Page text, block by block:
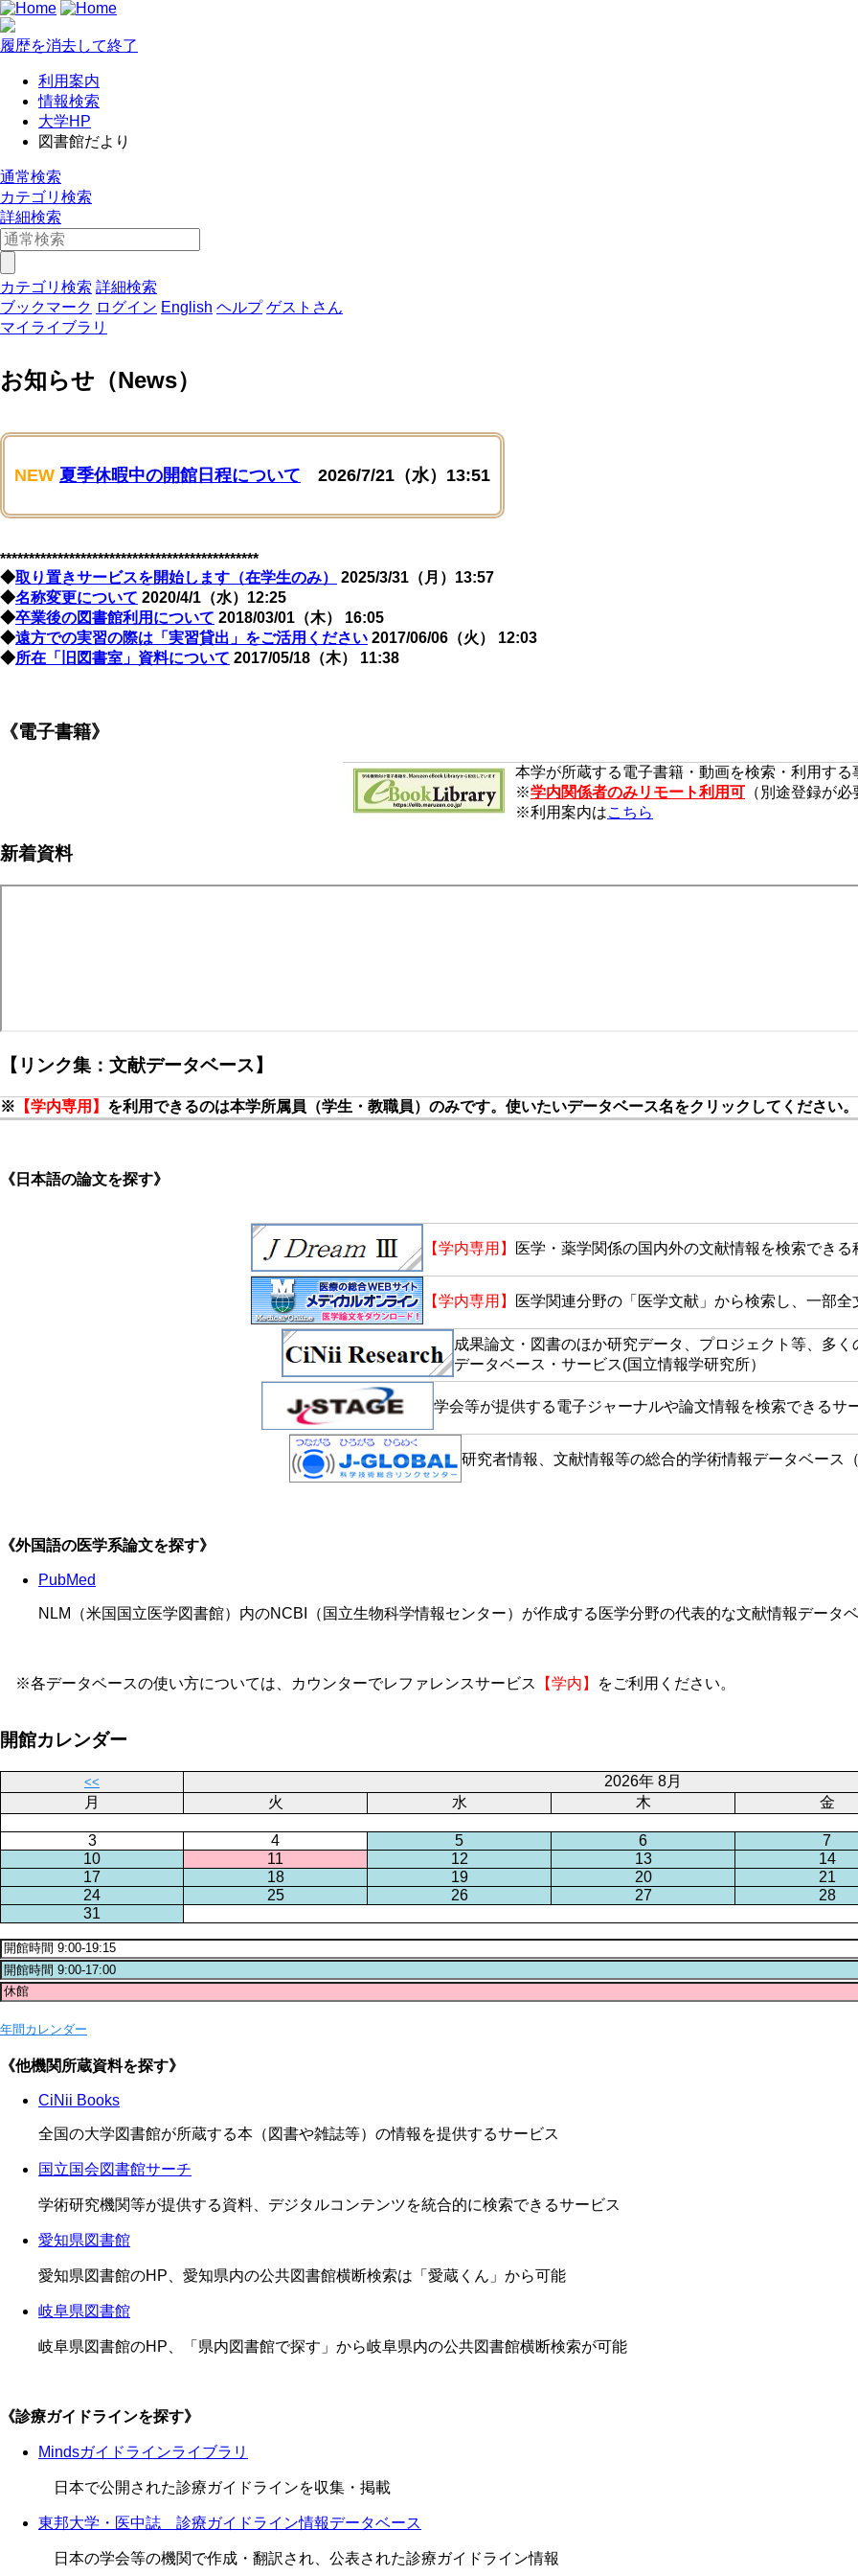
履歴を消去して終了
利用案内
情報検索
大学HP
図書館だより
通常検索
カテゴリ検索
詳細検索
カテゴリ検索 詳細検索
ブックマーク ログイン English ヘルプ ゲストさん
マイライブラリ
お知らせ（News）
NEW 夏季休暇中の開館日程について 2026/7/21（水）13:51
*********************************************
◆取り置きサービスを開始します（在学生のみ）
2025/3/31（月）13:57
◆名称変更について 2020/4/1（水）12:25
◆卒業後の図書館利用について 2018/03/01（木） 16:05
◆遠方での実習の際は「実習貸出」をご活用ください 2017/06/06（火） 12:03
◆所在「旧図書室」資料について 2017/05/18（木） 11:38
《電子書籍》
本学が所蔵する電子書籍・動画を検索・利用する
※学内関係者のみリモート利用可 （別途登録が必
※利用案内はこちら
新着資料
【リンク集：文献データベース】
※ 【学内専用】 を利用できるのは本学所属員（学生・教職員）のみです。使いたいデータベース名をクリックしてください。
《日本語の論文を探す》
【学内専用】 医学・薬学関係の国内外の文献情報を検索でき
【学内専用】 医学関連分野の「医学文献」から検索し、一部
成果論文・図書のほか研究データ、プロジェクト等、多く
データベース・サービス(国立情報学研究所）
学会等が提供する電子ジャーナルや論文情報を検索できるサ
研究者情報、文献情報等の総合的学術情報データベース
《外国語の医学系論文を探す》
PubMed
NLM（米国国立医学図書館）内のNCBI（国立生物科学情報センター）が作成する医学分野の代表的な文献情報データ
※各データベースの使い方については、カウンターでレファレンスサービス 【学内】 をご利用ください。
開館カレンダー
<< 2026年 8月
月 火 水 木 金
3
4 5 6 7
10
11 12 13 14
17
18 19 20 21
24
25 26 27 28
31
年間カレンダー
《他機関所蔵資料を探す》
CiNii Books
全国の大学図書館が所蔵する本（図書や雑誌等）の情報を提供するサービス
国立国会図書館サーチ
学術研究機関等が提供する資料、デジタルコンテンツを統合的に検索できるサービス
愛知県図書館
愛知県図書館のHP、愛知県内の公共図書館横断検索は「愛蔵くん」から可能
岐阜県図書館
岐阜県図書館のHP、「県内図書館で探す」から岐阜県内の公共図書館横断検索が可能
《診療ガイドラインを探す》
Mindsガイドラインライブラリ
日本で公開された診療ガイドラインを収集・掲載
東邦大学・医中誌 診療ガイドライン情報データベース
日本の学会等の機関で作成・翻訳され、公表された診療ガイドライン情報